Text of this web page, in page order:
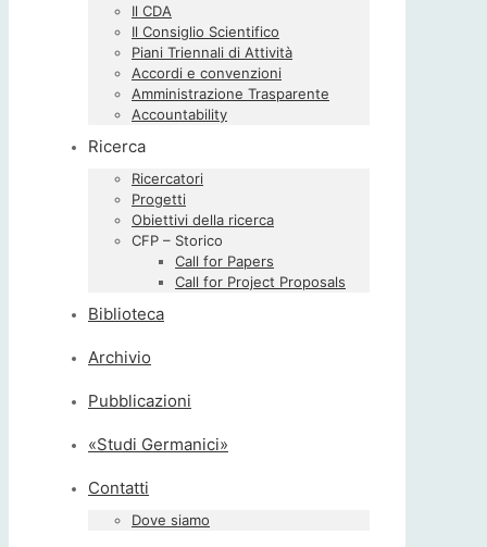
Il CDA
Il Consiglio Scientifico
Piani Triennali di Attività
Accordi e convenzioni
Amministrazione Trasparente
Accountability
Ricerca
Ricercatori
Progetti
Obiettivi della ricerca
CFP – Storico
Call for Papers
Call for Project Proposals
Biblioteca
Archivio
Pubblicazioni
«Studi Germanici»
Contatti
Dove siamo